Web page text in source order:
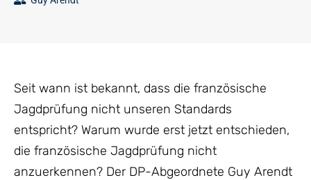
Seit wann ist bekannt, dass die französische
Jagdprüfung nicht unseren Standards
entspricht? Warum wurde erst jetzt entschieden,
die französische Jagdprüfung nicht
anzuerkennen? Der DP-Abgeordnete Guy Arendt